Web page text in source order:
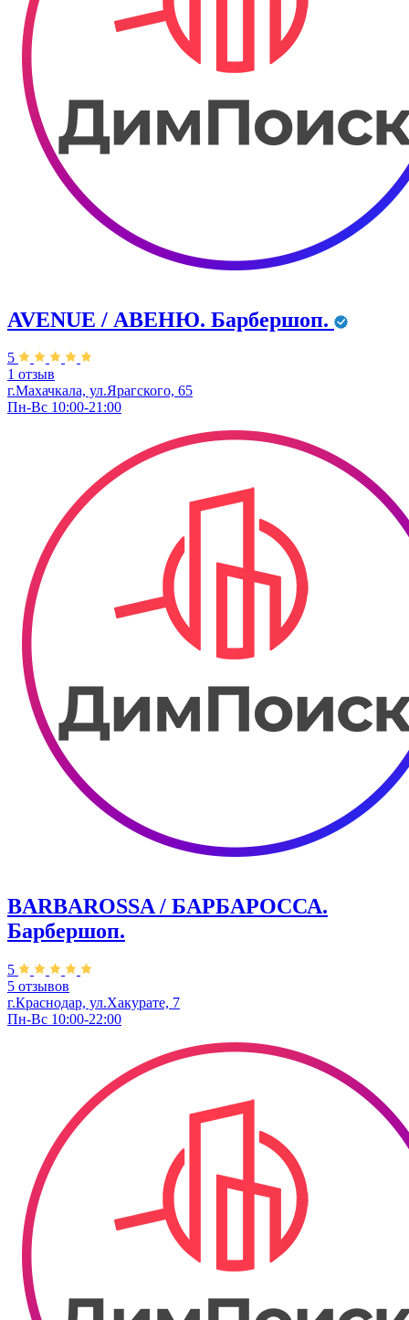
AVENUE / АВЕНЮ. Барбершоп.
5
1 отзыв
г.Махачкала, ул.Ярагского, 65
Пн-Вс 10:00-21:00
BARBAROSSA / БАРБАРОССА.
Барбершоп.
5
5 отзывов
г.Краснодар, ул.Хакурате, 7
Пн-Вс 10:00-22:00